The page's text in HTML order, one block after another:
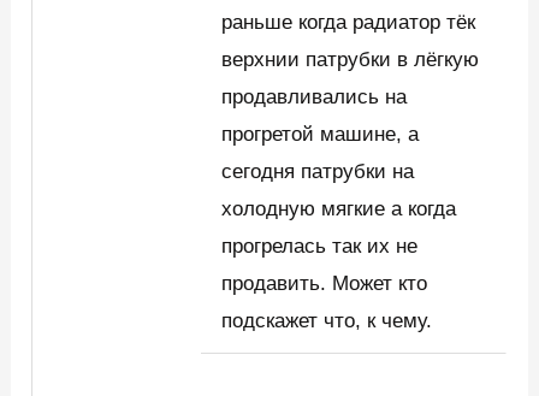
раньше когда радиатор тёк
верхнии патрубки в лёгкую
продавливались на
прогретой машине, а
сегодня патрубки на
холодную мягкие а когда
прогрелась так их не
продавить. Может кто
подскажет что, к чему.